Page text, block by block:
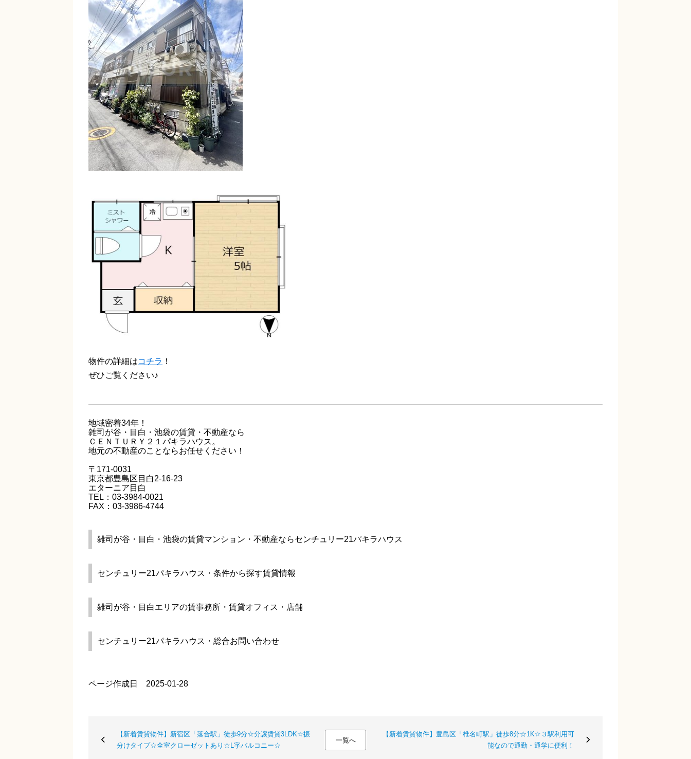
物件の詳細はコチラ ！
ぜひご覧ください♪
地域密着34年！
雑司が谷・目白・池袋の賃貸・不動産なら
ＣＥＮＴＵＲＹ２１パキラハウス。
地元の不動産のことならお任せください！
〒171-0031
東京都豊島区目白2-16-23
エターニア目白
TEL：03-3984-0021
FAX：03-3986-4744
雑司が谷・目白・池袋の賃貸マンション・不動産ならセンチュリー21パキラハウス
センチュリー21パキラハウス・条件から探す賃貸情報
雑司が谷・目白エリアの賃事務所・賃貸オフィス・店舗
センチュリー21パキラハウス・総合お問い合わせ
ページ作成日 2025-01-28
【新着賃貸物件】新宿区「落合駅」徒歩9分☆分譲賃貸3LDK☆振
分けタイプ☆全室クローゼットあり☆L字バルコニー☆
一覧へ
【新着賃貸物件】豊島区「椎名町駅」徒歩8分☆1K☆３駅利用可
能なので通勤・通学に便利！